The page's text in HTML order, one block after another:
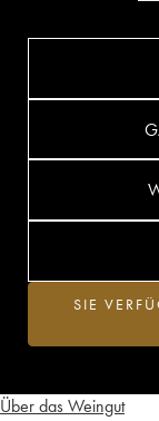
Über das Weingut
SIE